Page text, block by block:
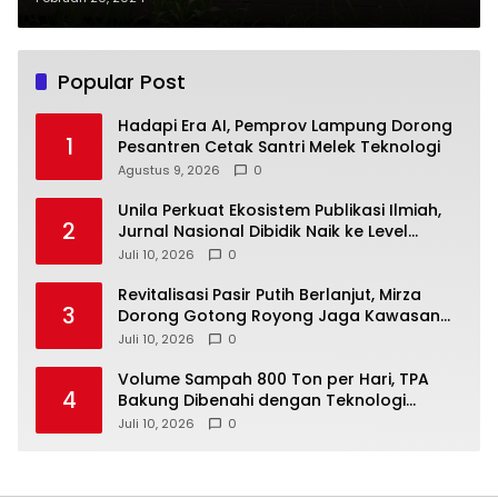
Popular Post
1
Hadapi Era AI, Pemprov Lampung Dorong
Pesantren Cetak Santri Melek Teknologi
Agustus 9, 2026 0
2
Unila Perkuat Ekosistem Publikasi Ilmiah,
Jurnal Nasional Dibidik Naik ke Level
Internasional
Juli 10, 2026 0
3
Revitalisasi Pasir Putih Berlanjut, Mirza
Dorong Gotong Royong Jaga Kawasan
Wisata
Juli 10, 2026 0
4
Volume Sampah 800 Ton per Hari, TPA
Bakung Dibenahi dengan Teknologi
Ramah Lingkungan
Juli 10, 2026 0